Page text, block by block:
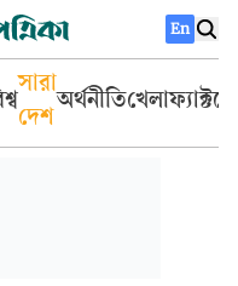
En
সারা
দেশ
অর্থনীতিখেলা